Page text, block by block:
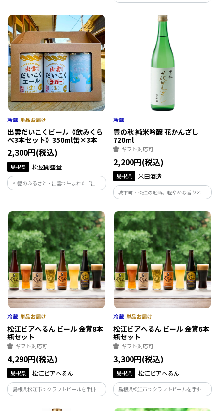
だいこくビール」。出雲大社の縁結びの
神様、大国主大神（だいこくさま）にち
なんだビールです。「おかわりしたくなる
味わい」を実感いただける定番３種2本ず
つの詰め合わせ。
出雲だいこくビール《飲みくら
べ3本セット》350ml缶×3本
2,300円(税込)
島根県 松屋開盛堂
神話のふるさと・出雲で生まれた「出雲
だいこくビール」。出雲大社の縁結びの
なんだビールです。定番3種類を詰め合わ
せた、飲みくらべセットです。
豊の秋 純米吟醸 花かんざし
720ml
ギフト対応可
2,200円(税込)
島根県 米田酒造
城下町・松江の地酒。軽やかな香りと、
ふっくらとしたお米の旨みがあります。落
ち着いた味わいとスッキリとした切れ味
は、旬の食材と良く合います。冷やしてあ
っさり、常温で優しい味わいをお楽しみ
いただけます。
松江ビアへるん ビール 金賞8本
瓶セット
ギフト対応可
4,290円(税込)
島根県 松江ビアへるん
島根県松江市でクラフトビールを手掛け
る「松江ビアへるん」が製造！４種全て
が金賞受賞のフルーティ！黒ビール！苦
松江ビアへるん ビール 金賞6本
瓶セット
ギフト対応可
3,300円(税込)
島根県 松江ビアへるん
島根県松江市でクラフトビールを手掛け
る「松江ビアへるん」が製造！４種全て
が金賞受賞のフルーティ！黒ビール！苦